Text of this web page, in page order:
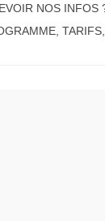
NOS INFOS